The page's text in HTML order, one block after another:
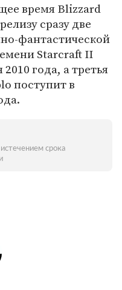
время Blizzard
сразу две
фантастической
Starcraft II
года, а третья
поступит в
срока